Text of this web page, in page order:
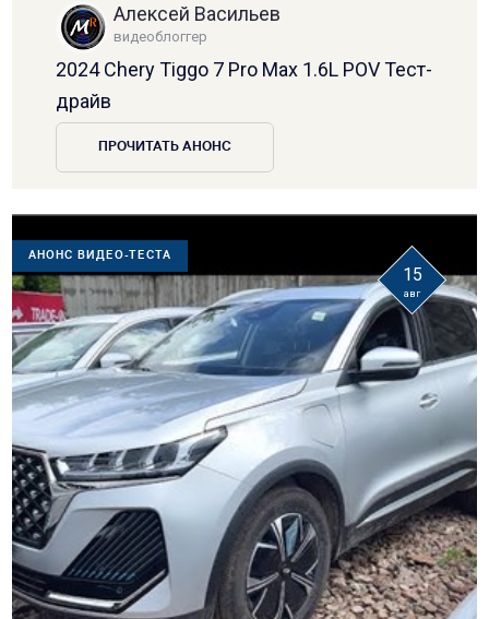
Алексей Васильев
видеоблоггер
2024 Chery Tiggo 7 Pro Max 1.6L POV Тест-
драйв
ПРОЧИТАТЬ АНОНС
АНОНС ВИДЕО-ТЕСТА
15
авг